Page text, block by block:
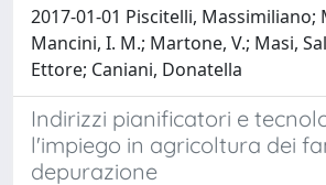
2017-01-01 Piscitelli, Massimiliano;
Mancini, I. M.; Martone, V.; Masi,
Ettore; Caniani, Donatella
Indirizzi pianificatori e
l'impiego in agricoltura dei
depurazione